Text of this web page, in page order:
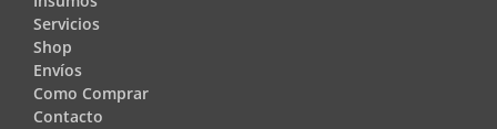
Servicios
Shop
Envíos
Como Comprar
Contacto